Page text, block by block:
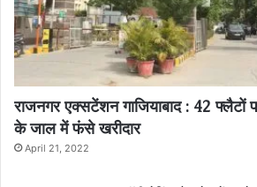
राजनगर एक्सटेंशन गाजियाबाद : 42 फ्लैटों
के जाल में फंसे खरीदार
April 21, 2022